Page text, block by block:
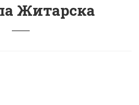
Житарска